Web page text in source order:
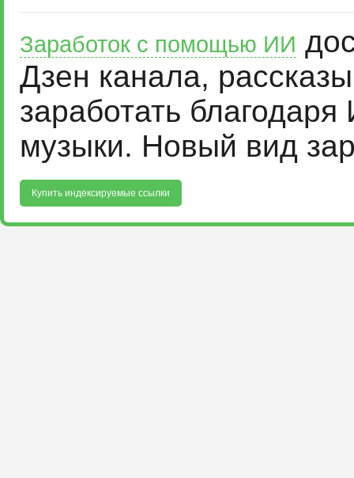
Заработок с помощью ИИ
Дзен канала,
заработать
музыки. Новый вид
Купить индексируемые ссылки